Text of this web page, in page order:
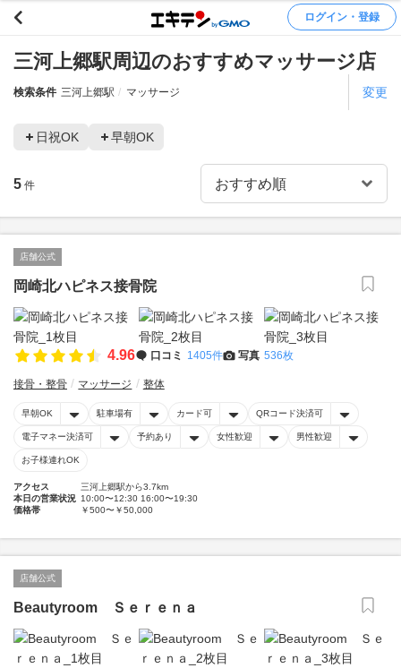
ログイン・登録
三河上郷駅周辺のおすすめマッサージ店
検索条件 三河上郷駅 マッサージ 変更
日祝OK 早朝OK
5 件
店舗公式
岡崎北ハピネス接骨院
4.96 口コミ 1405件 写真 536枚
接骨・整骨 マッサージ 整体
早朝OK 駐車場有 カード可 QRコード決済可
電子マネー決済可 予約あり 女性歓迎 男性歓迎
お子様連れOK
アクセス
三河上郷駅から3.7km
本日の営業状況 10:00〜12:30 16:00〜19:30
価格帯
￥500〜￥50,000
店舗公式
Beautyroom Ｓｅｒｅｎａ